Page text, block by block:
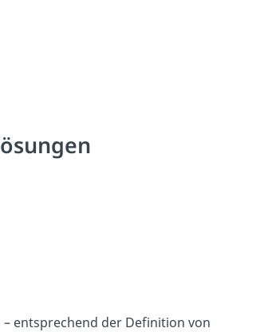
entsprechend der Definition von